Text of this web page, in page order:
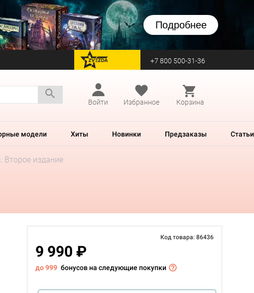
Подробнее
перейти на Zvezda +7 800 500-31-36
Войти
Избранное Корзина
модели Хиты Новинки Предзаказы Статьи
Второе издание
Код товара: 86436
9 990 ₽
до 999 бонусов на следующие покупки